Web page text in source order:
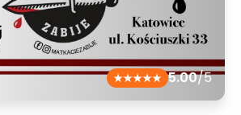
5.00/5